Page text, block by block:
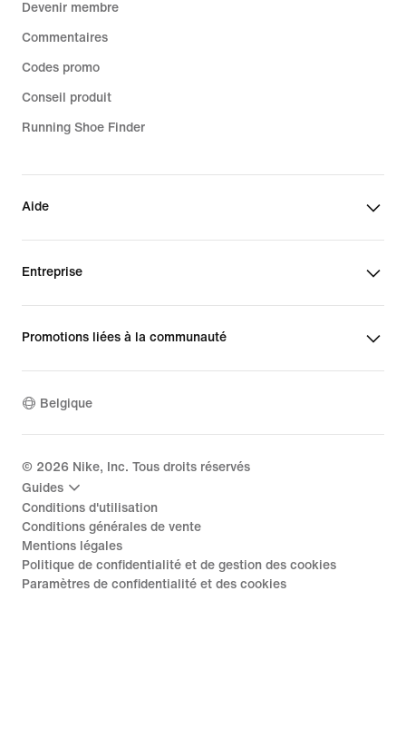
Devenir membre
Commentaires
Codes promo
Conseil produit
Running Shoe Finder
Aide
Entreprise
Promotions liées à la communauté
Belgique
© 2026 Nike, Inc. Tous droits réservés
Guides
Conditions d'utilisation
Conditions générales de vente
Mentions légales
Politique de confidentialité et de gestion des cookies
Paramètres de confidentialité et des cookies